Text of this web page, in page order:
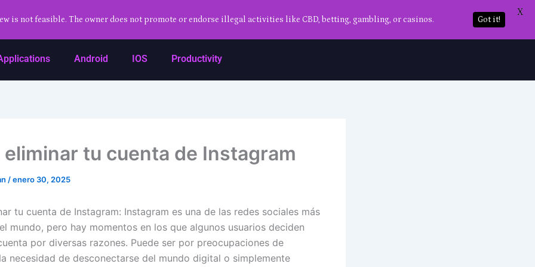
Android IOS Productivity
eliminar tu cuenta de Instagram
/enero 30, 2025
tu cuenta de Instagram: Instagram es una de las redes sociales más
mundo, pero hay momentos en los que algunos usuarios deciden
por diversas razones. Puede ser por preocupaciones de
necesidad de desconectarse del mundo digital o simplemente
is not feasible. The owner does not promote or endorse illegal activities like CBD, betting, gambling, or casinos. Got it!
X